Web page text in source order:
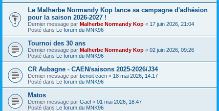
Le Malherbe Normandy Kop lance sa campagne d'adhésion
pour la saison 2026-2027 !
Dernier message par Malherbe Normandy Kop « 17 juin 2026, 21:04
Posté dans Le forum du MNK96
Tournoi des 30 ans
Dernier message par Malherbe Normandy Kop « 02 juin 2026, 09:26
Posté dans Le forum du MNK96
CR Aubagne - CAEN/saisons 2025-2026/J34
Dernier message par benoit caen « 18 mai 2026, 14:17
Posté dans Le forum du MNK96
Matos
Dernier message par Gael « 01 mai 2026, 18:47
Posté dans Le forum du MNK96